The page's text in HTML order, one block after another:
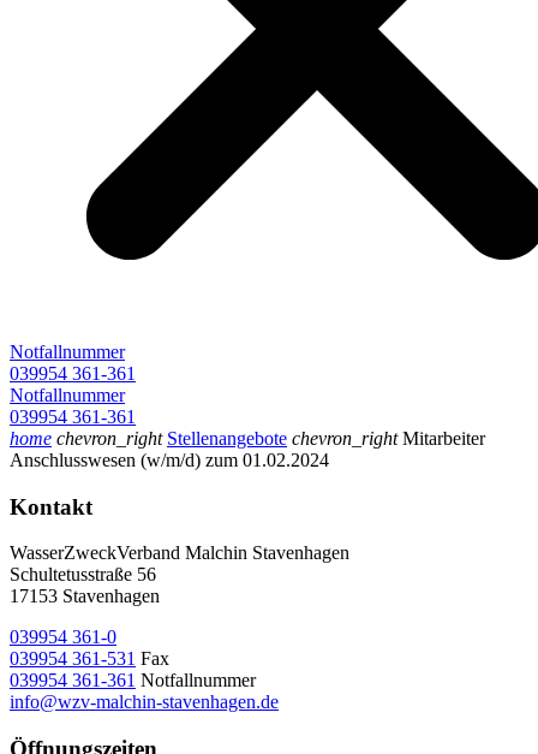
Notfallnummer
039954 361-361
Notfallnummer
039954 361-361
home chevron_right Stellenangebote chevron_right Mitarbeiter
Anschlusswesen (w/m/d) zum 01.02.2024
Kontakt
WasserZweckVerband­ Malchin Stavenhagen
Schultetusstraße 56
17153 Stavenhagen
039954 361-0
039954 361-531 Fax
039954 361-361 Notfallnummer
info@wzv-malchin-stavenhagen.de
Öffnungszeiten